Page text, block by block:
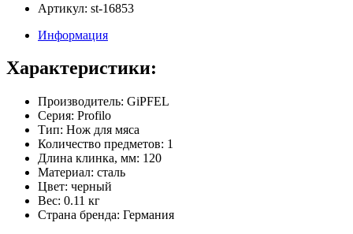
Артикул: st-16853
Информация
Характеристики:
Производитель: GiPFEL
Серия: Profilo
Тип: Нож для мяса
Количество предметов: 1
Длина клинка, мм: 120
Материал: сталь
Цвет: черный
Вес: 0.11 кг
Страна бренда: Германия